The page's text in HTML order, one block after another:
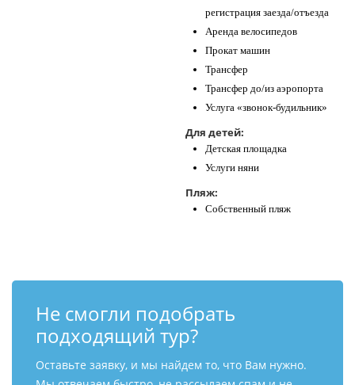
регистрация заезда/отъезда
Аренда велосипедов
Прокат машин
Трансфер
Трансфер до/из аэропорта
Услуга «звонок-будильник»
Для детей:
Детская площадка
Услуги няни
Пляж:
Собственный пляж
Не смогли подобрать
подходящий тур?
Оставьте заявку, и мы найдем то, что Вам нужно.